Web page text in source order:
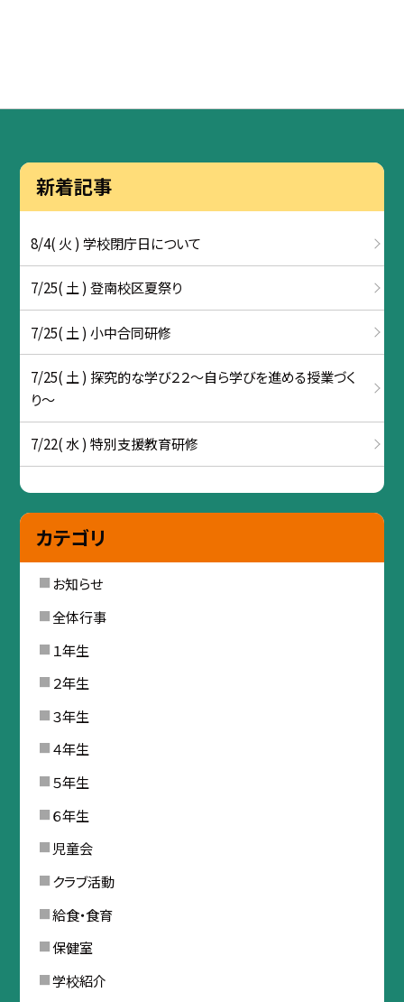
新着記事
8/4( 火 ) 学校閉庁日について
7/25( 土 ) 登南校区夏祭り
7/25( 土 ) 小中合同研修
7/25( 土 ) 探究的な学び２２～自ら学びを進める授業づく
り～
7/22( 水 ) 特別支援教育研修
カテゴリ
お知らせ
全体行事
１年生
２年生
３年生
４年生
５年生
６年生
児童会
クラブ活動
給食・食育
保健室
学校紹介